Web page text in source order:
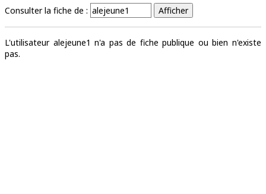
Consulter la fiche de :
L'utilisateur alejeune1 n'a pas de fiche publique ou bien n'existe
pas.